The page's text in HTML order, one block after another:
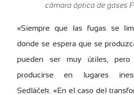
cámara óptica de gases
«Siempre que las fugas se
donde se espera que se
pueden ser muy útiles,
producirse en lugares
Sedláček. «En el caso del